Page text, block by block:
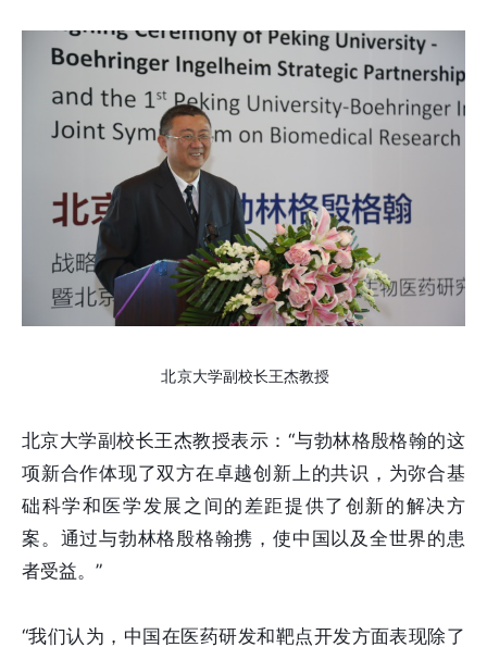
北京大学副校长王杰教授
北京大学副校长王杰教授表示：“与勃林格殷格翰的这
项新合作体现了双方在卓越创新上的共识，为弥合基
础科学和医学发展之间的差距提供了创新的解决方
案。通过与勃林格殷格翰携，使中国以及全世界的患
者受益。”
“我们认为，中国在医药研发和靶点开发方面表现除了